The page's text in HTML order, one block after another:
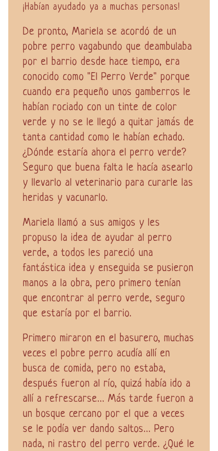
¡Habían ayudado ya a muchas personas!
De pronto, Mariela se acordó de un
pobre perro vagabundo que deambulaba
por el barrio desde hace tiempo, era
conocido como "El Perro Verde" porque
cuando era pequeño unos gamberros le
habían rociado con un tinte de color
verde y no se le llegó a quitar jamás de
tanta cantidad como le habían echado.
¿Dónde estaría ahora el perro verde?
Seguro que buena falta le hacía asearlo
y llevarlo al veterinario para curarle las
heridas y vacunarlo.
Mariela llamó a sus amigos y les
propuso la idea de ayudar al perro
verde, a todos les pareció una
fantástica idea y enseguida se pusieron
manos a la obra, pero primero tenían
que encontrar al perro verde, seguro
que estaría por el barrio.
Primero miraron en el basurero, muchas
veces el pobre perro acudía allí en
busca de comida, pero no estaba,
después fueron al río, quizá había ido a
allí a refrescarse... Más tarde fueron a
un bosque cercano por el que a veces
se le podía ver dando saltos... Pero
nada, ni rastro del perro verde. ¿Qué le